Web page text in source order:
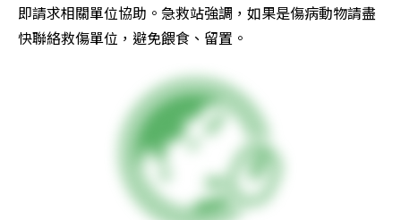
即請求相關單位協助。急救站強調，如果是傷病動物請盡
快聯絡救傷單位，避免餵食、留置。